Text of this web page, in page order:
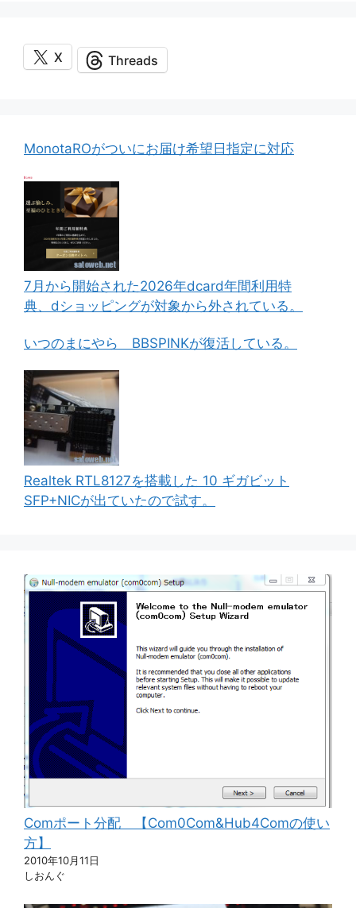
X Threads
MonotaROがついにお届け希望日指定に対応
7月から開始された2026年dcard年間利用特
典、dショッピングが対象から外されている。
いつのまにやら BBSPINKが復活している。
Realtek RTL8127を搭載した 10 ギガビット
SFP+NICが出ていたので試す。
Comポート分配 【Com0Com&Hub4Comの使い
方】
2010年10月11日
しおんぐ